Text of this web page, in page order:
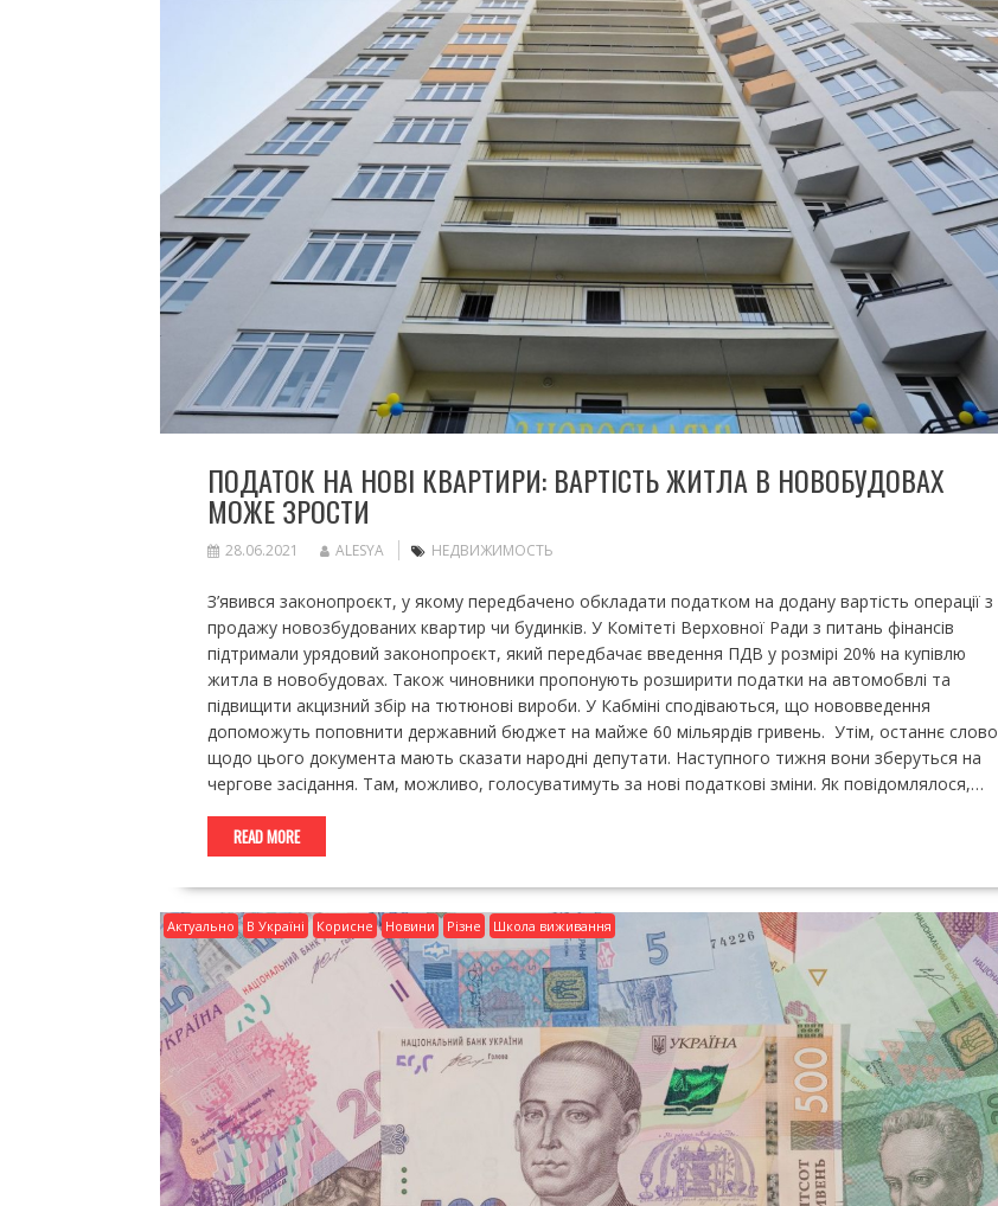
ПОДАТОК НА НОВІ КВАРТИРИ: ВАРТІСТЬ ЖИТЛА В НОВОБУДОВАХ
МОЖЕ ЗРОСТИ
28.06.2021 ALESYA НЕДВИЖИМОСТЬ
З’явився ​​​​​​​законопроєкт, у якому передбачено обкладати податком на додану вартість операції з
продажу новозбудованих квартир чи будинків. У Комітеті Верховної Ради з питань фінансів
підтримали урядовий законопроєкт, який передбачає введення ПДВ у розмірі 20% на купівлю
житла в новобудовах. Також чиновники пропонують розширити податки на автомобвлі та
підвищити акцизний збір на тютюнові вироби. У Кабміні сподіваються, що нововведення
допоможуть поповнити державний бюджет на майже 60 мільярдів гривень. Утім, останнє слово
щодо цього документа мають сказати народні депутати. Наступного тижня вони зберуться на
чергове засідання. Там, можливо, голосуватимуть за нові податкові зміни. Як повідомлялося,…
READ MORE
Актуально В Україні Корисне Новини Різне Школа виживання